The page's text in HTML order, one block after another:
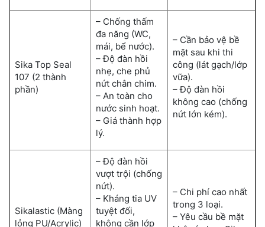
Sika Top Seal
107 (2 thành
phần)
– Chống thấm
đa năng (WC,
mái, bể nước).
– Độ đàn hồi
nhẹ, che phủ
nứt chân chim.
– An toàn cho
nước sinh hoạt.
– Giá thành hợp
lý.
– Cần bảo vệ bề
mặt sau khi thi
công (lát gạch/lớp
vữa).
– Độ đàn hồi
không cao (chống
nứt lớn kém).
Sikalastic (Màng
lỏng PU/Acrylic)
– Độ đàn hồi
vượt trội (chống
nứt).
– Kháng tia UV
tuyệt đối,
không cần lớp
– Chi phí cao nhất
trong 3 loại.
– Yêu cầu bề mặt